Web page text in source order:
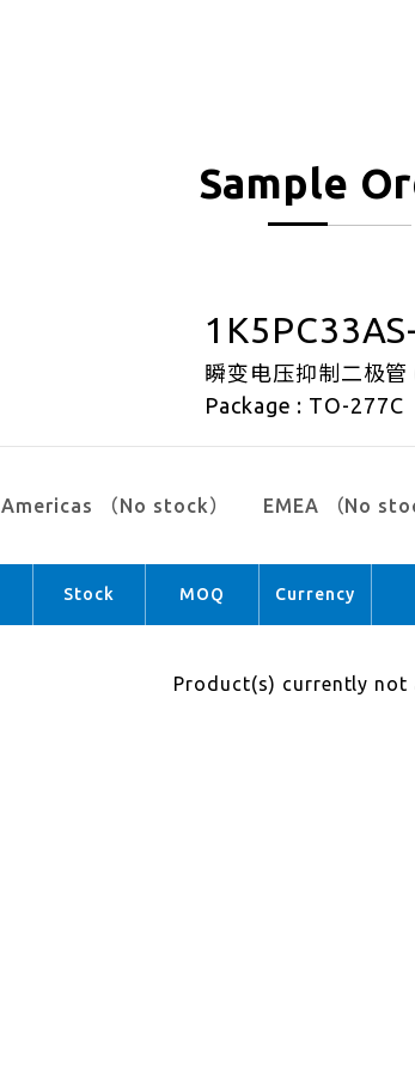
Sample
瞬变电压抑制二极管
Package : TO-277C
Americas （No stock） EMEA （No
Stock MOQ Currency
Product(s) currently not